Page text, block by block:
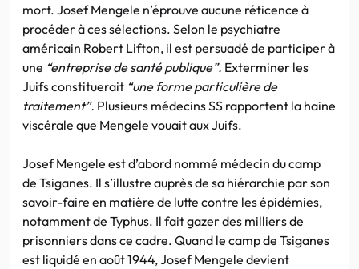
mort. Josef Mengele n’éprouve aucune réticence à
procéder à ces sélections. Selon le psychiatre
américain Robert Lifton, il est persuadé de participer à
une “entreprise de santé publique”. Exterminer les
Juifs constituerait “une forme particulière de
traitement”. Plusieurs médecins SS rapportent la haine
viscérale que Mengele vouait aux Juifs.
Josef Mengele est d’abord nommé médecin du camp
de Tsiganes. Il s’illustre auprès de sa hiérarchie par son
savoir-faire en matière de lutte contre les épidémies,
notamment de Typhus. Il fait gazer des milliers de
prisonniers dans ce cadre. Quand le camp de Tsiganes
est liquidé en août 1944, Josef Mengele devient